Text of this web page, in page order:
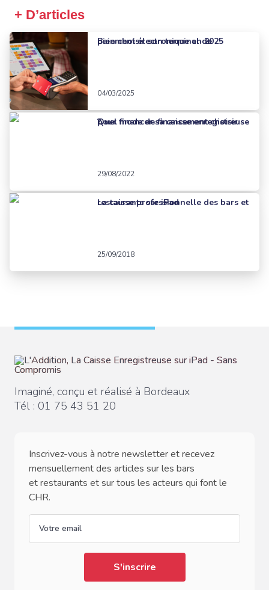
+ D’articles
Bien choisir son terminal de paiement électronique en 2025
04/03/2025
Quel mode de financement choisir pour financer sa caisse enregistreuse ?
29/08/2022
La caisse professionnelle des bars et restaurants sur iPad
25/09/2018
Imaginé, conçu et réalisé à Bordeaux
Tél : 01 75 43 51 20
Inscrivez-vous à notre newsletter et recevez
mensuellement des articles sur les bars
et restaurants et sur tous les acteurs qui font le
CHR.